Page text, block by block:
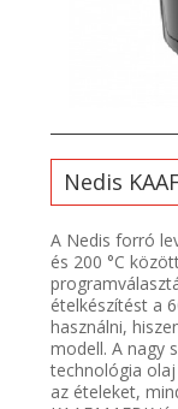
Nedis
A Nedis forró
és 200 °C
ételkészítést a
használni,
modell. A nagy
technológia olaj
az ételeket,